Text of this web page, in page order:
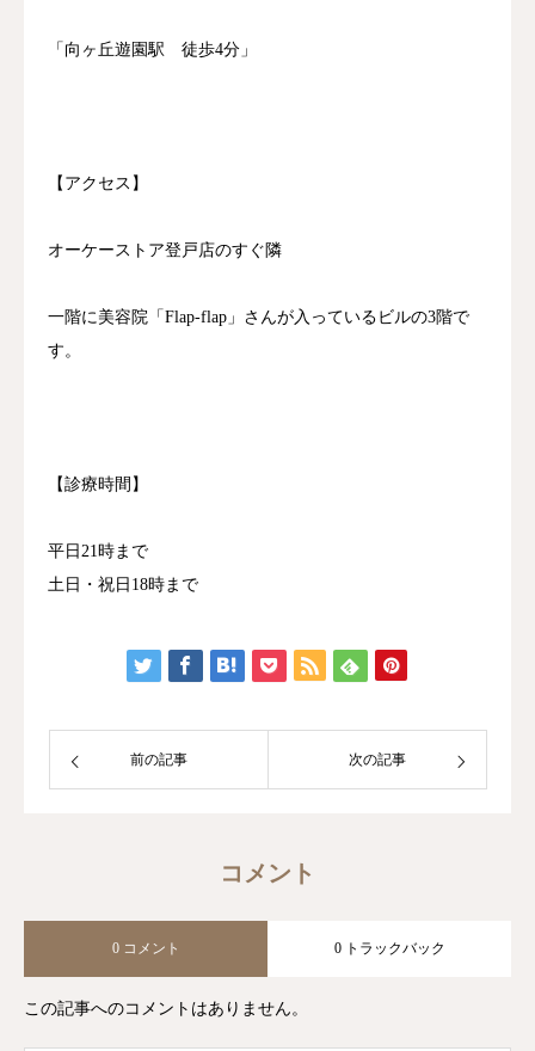
「向ヶ丘遊園駅 徒歩4分」
【アクセス】
オーケーストア登戸店のすぐ隣
一階に美容院「Flap-flap」さんが入っているビルの3階で
す。
【診療時間】
平日21時まで
土日・祝日18時まで
前の記事 次の記事
コメント
0 コメント 0 トラックバック
この記事へのコメントはありません。